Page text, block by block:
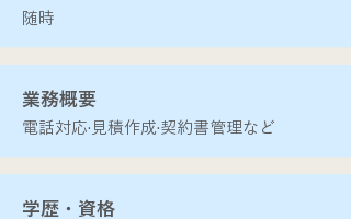
​随時
​業務概要
電話対応·見積作成·契約書管理など
​学歴・資格